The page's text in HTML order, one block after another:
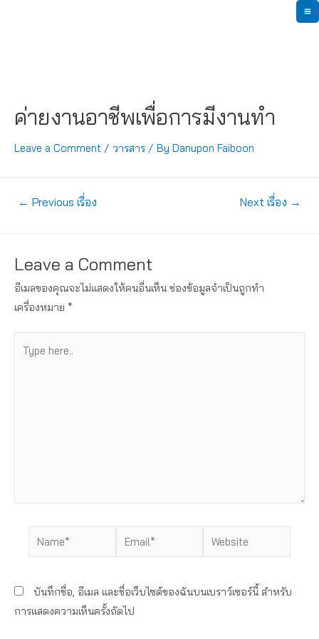
ค่ายงานอาชีพเพื่อการมีงานทำ
Leave a Comment / วารสาร / By Danupon Faiboon
แนะแนว
← Previous เรื่อง Next เรื่อง →
Leave a Comment
อีเมลของคุณจะไม่แสดงให้คนอื่นเห็น ช่องข้อมูลจำเป็นถูกทำ
เครื่องหมาย *
here..
Name* Email* Website
บันทึกชื่อ, อีเมล และชื่อเว็บไซต์ของฉันบนเบราว์เซอร์นี้ สำหรับ
การแสดงความเห็นครั้งถัดไป